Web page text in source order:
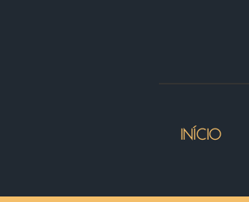
INÍCIO